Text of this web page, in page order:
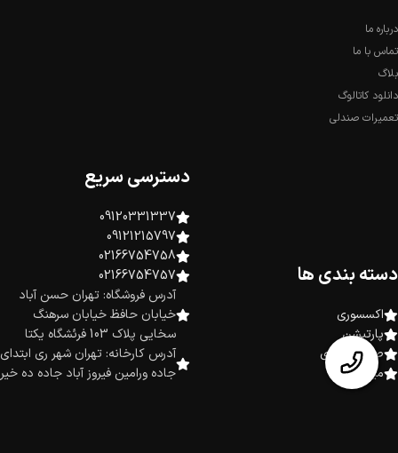
درباره ما
تماس با ما
بلاگ
دانلود کاتالوگ
تعمیرات صندلی
دسته بندی ها
اکسسوری
پارتیشن
صندلی اداری
میز اداری
دسترسی سریع
09120331337
09121215797
02166754758
02166754757
آدرس فروشگاه: تهران حسن آباد
خیابان حافظ خیابان سرهنگ
سخایی پلاک 103 فرئشگاه یکتا
آدرس کارخانه: تهران شهر ری ابتدای
جاده ورامین فیروز آباد جاده ده خیر